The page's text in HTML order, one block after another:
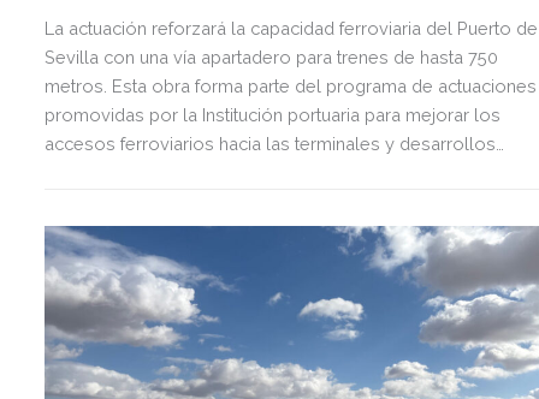
La actuación reforzará la capacidad ferroviaria del Puerto de
Sevilla con una vía apartadero para trenes de hasta 750
metros. Esta obra forma parte del programa de actuaciones
promovidas por la Institución portuaria para mejorar los
accesos ferroviarios hacia las terminales y desarrollos